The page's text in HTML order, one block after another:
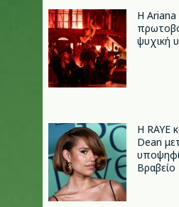
Η Ariana
ψυχική
Η RAYE
Dean